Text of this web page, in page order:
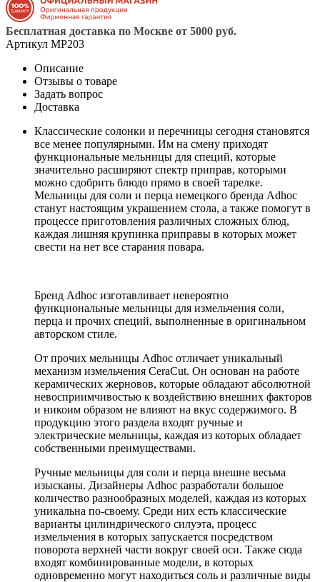
Бесплатная доставка по Москве от 5000 руб.
Артикул MP203
Описание
Отзывы о товаре
Задать вопрос
Доставка
Классические солонки и перечницы сегодня становятся
все менее популярными. Им на смену приходят
функциональные мельницы для специй, которые
значительно расширяют спектр приправ, которыми
можно сдобрить блюдо прямо в своей тарелке.
Мельницы для соли и перца немецкого бренда Adhoc
станут настоящим украшением стола, а также помогут в
процессе приготовления различных сложных блюд,
каждая лишняя крупинка приправы в которых может
свести на нет все старания повара.
Бренд Adhoc изготавливает невероятно
функциональные мельницы для измельчения соли,
перца и прочих специй, выполненные в оригинальном
авторском стиле.
От прочих мельницы Adhoc отличает уникальный
механизм измельчения CeraCut. Он основан на работе
керамических жерновов, которые обладают абсолютной
невосприимчивостью к воздействию внешних факторов
и никоим образом не влияют на вкус содержимого. В
продукцию этого раздела входят ручные и
электрические мельницы, каждая из которых обладает
собственными преимуществами.
Ручные мельницы для соли и перца внешне весьма
изысканы. Дизайнеры Adhoc разработали большое
количество разнообразных моделей, каждая из которых
уникальна по-своему. Среди них есть классические
варианты цилиндрического силуэта, процесс
измельчения в которых запускается посредством
поворота верхней части вокруг своей оси. Также сюда
входят комбинированные модели, в которых
одновременно могут находиться соль и различные виды